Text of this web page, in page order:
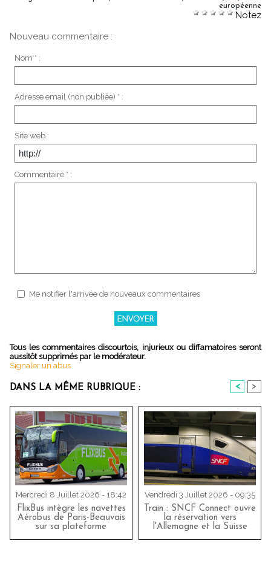
européenne
Notez
Nouveau commentaire :
Nom * :
Adresse email (non publiée) * :
Site web :
Commentaire * :
Me notifier l'arrivée de nouveaux commentaires
Tous les commentaires discourtois, injurieux ou diffamatoires seront
aussitôt supprimés par le modérateur.
Signaler un abus
DANS LA MÊME RUBRIQUE : < >
Mercredi 8 Juillet 2026 - 18:42
FlixBus intègre les navettes
Aérobus de Paris-Beauvais
sur sa plateforme
Vendredi 3 Juillet 2026 - 09:35
Train : SNCF Connect ouvre
la réservation vers
l'Allemagne et la Suisse